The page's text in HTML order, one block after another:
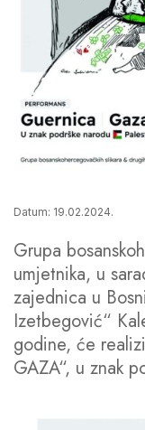
Datum: 19.02.2024.
Grupa
umjetnika, u
zajednica u
Izetbegović“
godine, će
GAZA“, u znak